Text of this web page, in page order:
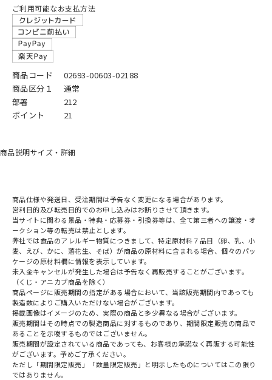
ご利用可能なお支払方法
商品コード
02693-00603-02188
商品区分１
通常
部署
212
ポイント
21
商品説明サイズ・詳細
商品仕様や発送日、受注期間は予告なく変更になる場合があります。
営利目的及び転売目的でのお申し込みはお断りさせて頂きます。
当サイトに関わる景品・特典・応募券・引換券等は、全て第三者への譲渡・オ
ークション等の転売は禁止とします。
弊社では食品のアレルギー物質につきまして、特定原材料７品目（卵、乳、小
麦、えび、かに、落花生、そば）が商品の原材料に含まれる場合、個々のパッ
ケージの原材料欄に情報を表示しています。
未入金キャンセルが発生した場合は予告なく再販売することがございます。
（くじ・アニカプ商品を除く）
商品ページに販売期間の指定がある場合において、当該販売期間内であっても
製造数によりご購入いただけない場合がございます。
掲載画像はイメージのため、実際の商品と多少異なる場合がございます。
販売期間はその時点での製造商品に対するものであり、期間限定販売の商品で
あることを示唆するものではございません。
販売期間が設定されている商品であっても、お客様の承諾なく再販する可能性
がございます。予めご了承ください。
ただし「期間限定販売」「数量限定販売」と明示したものについてはこの限り
ではありません。